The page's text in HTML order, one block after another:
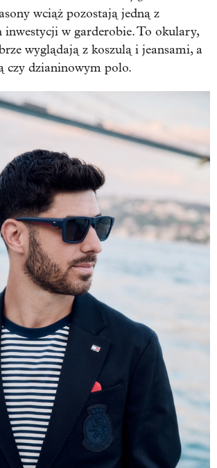
wciąż pozostają jedną z
inwestycji w garderobie. To okulary,
wyglądają z koszulą i jeansami, a
czy dzianinowym polo.